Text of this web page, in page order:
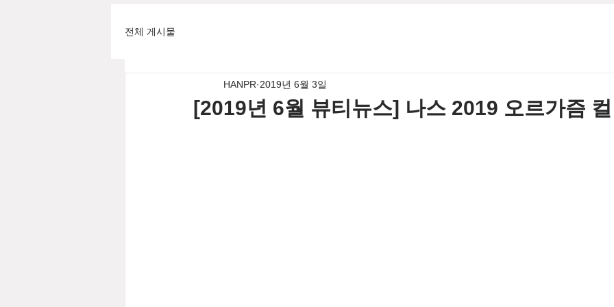
전체 게시물
[2019년 6월 뷰티뉴스] 나스 2019 오르가즘
HANPR 2019년 6월 3일